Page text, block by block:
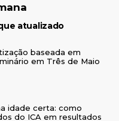
atualizado
baseada em
em Três de Maio
idade certa: como
do ICA em resultados